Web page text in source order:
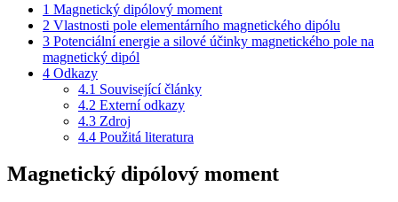
1 Magnetický dipólový moment
2 Vlastnosti pole elementárního magnetického dipólu
3 Potenciální energie a silové účinky magnetického pole na
magnetický dipól
4 Odkazy
4.1 Související články
4.2 Externí odkazy
4.3 Zdroj
4.4 Použitá literatura
Magnetický dipólový moment